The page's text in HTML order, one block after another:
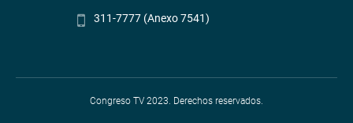
311-7777 (Anexo 7541)
Congreso TV 2023. Derechos reservados.